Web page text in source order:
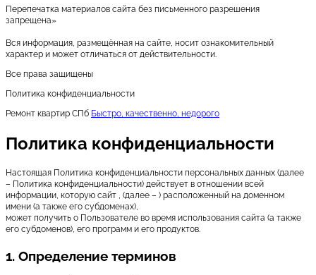
Перепечатка материалов сайта без письменного разрешения
запрещена»
Вся информация, размещённая на сайте, носит ознакомительный
характер и может отличаться от действительности.
Все права защищены
Политика конфиденциальности
Ремонт квартир СПб Быстро, качественно, недорого
Политика конфиденциальности
Настоящая Политика конфиденциальности персональных данных (далее
– Политика конфиденциальности) действует в отношении всей
информации, которую сайт , (далее – ) расположенный на доменном
имени (а также его субдоменах),
может получить о Пользователе во время использования сайта (а также
его субдоменов), его программ и его продуктов.
1. Определение терминов